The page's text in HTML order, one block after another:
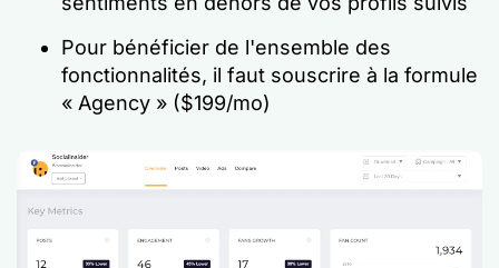
Pour bénéficier de l'ensemble des
fonctionnalités, il faut souscrire à la formule
« Agency » ($199/mo)